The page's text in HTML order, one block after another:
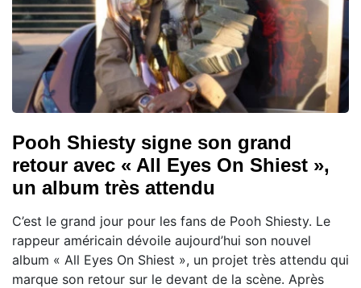
Pooh Shiesty signe son grand
retour avec « All Eyes On Shiest »,
un album très attendu
C’est le grand jour pour les fans de Pooh Shiesty. Le
rappeur américain dévoile aujourd’hui son nouvel
album « All Eyes On Shiest », un projet très attendu qui
marque son retour sur le devant de la scène. Après